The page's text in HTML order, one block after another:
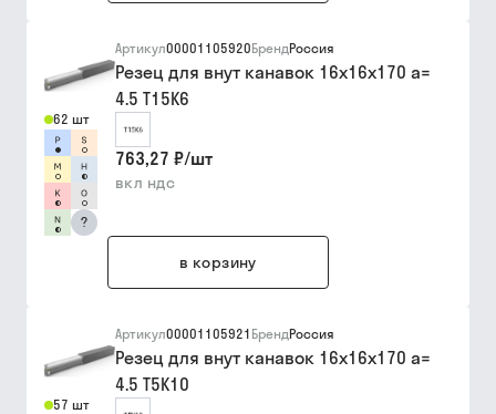
62 шт
?
Артикул00001105920БрендРоссия
Резец для внут канавок 16х16х170 a=
4.5 Т15К6
763,27 ₽/шт
вкл ндс
в корзину
57 шт
Артикул00001105921 БрендРоссия
Резец для внут канавок 16х16х170 a=
4.5 Т5К10